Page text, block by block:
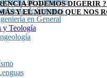
de Sistemas
en General
y Teología
PODEMOS DIGERIR
Y EL MUNDO QUE NOS